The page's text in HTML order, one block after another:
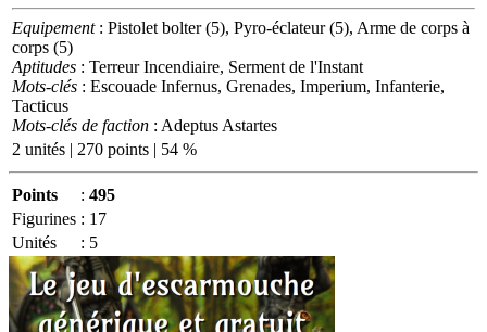
Equipement: Pistolet bolter (5), Pyro-éclateur (5), Arme de corps à
corps (5)
Aptitudes : Terreur Incendiaire, Serment de l'Instant
Mots-clés : Escouade Infernus, Grenades, Imperium, Infanterie,
Tacticus
Mots-clés de faction : Adeptus Astartes
2 unités | 270 points | 54 %
Points : 495
Figurines : 17
Unités
: 5